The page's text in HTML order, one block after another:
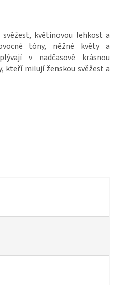
květinovou lehkost a
tóny, něžné květy a
v nadčasově krásnou
kteří milují ženskou svěžest a